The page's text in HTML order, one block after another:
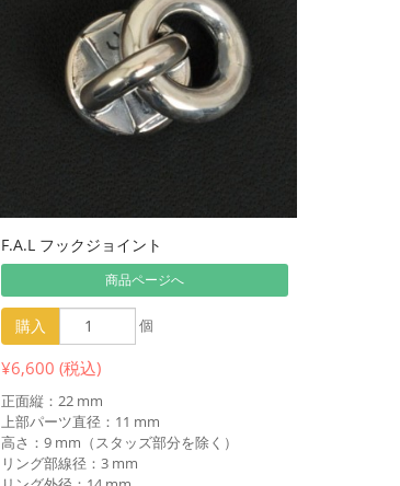
F.A.L フックジョイント
商品ページへ
購入 個
¥6,600 (税込)
正面縦：22 mm
上部パーツ直径：11 mm
高さ：9 mm（スタッズ部分を除く）
リング部線径：3 mm